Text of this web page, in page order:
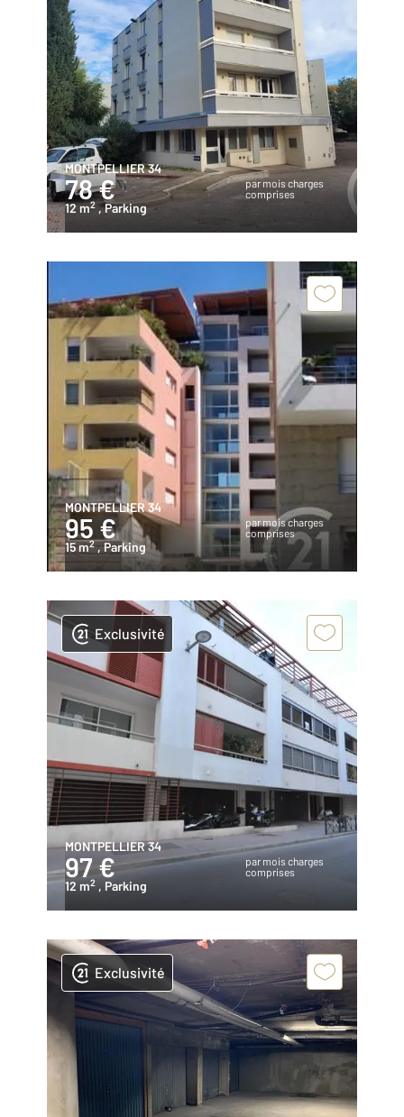
MONTPELLIER 34
78 €
par mois charges
comprises
12 m2 , Parking
MONTPELLIER 34
95 €
par mois charges
comprises
15 m2 , Parking
Exclusivité
MONTPELLIER 34
97 €
par mois charges
comprises
12 m2 , Parking
Exclusivité